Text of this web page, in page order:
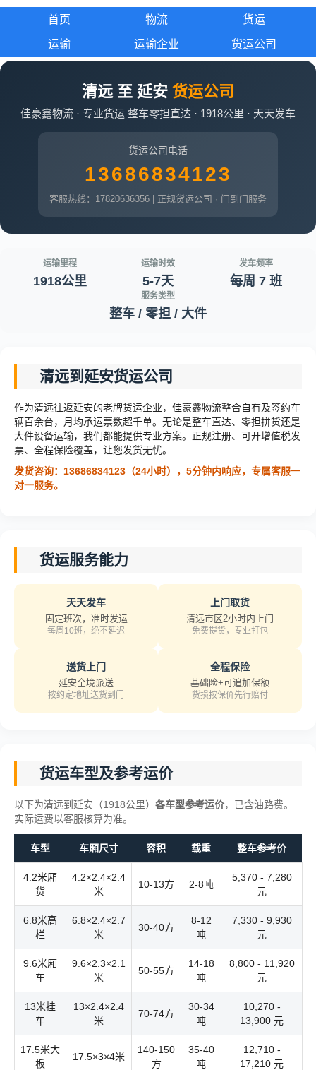
首页 物流 货运
运输 运输企业 货运公司
清远 至 延安 货运公司
佳豪鑫物流 · 专业货运 整车零担直达 · 1918公里 · 天天发车
货运公司电话
13686834123
客服热线：17820636356 | 正规货运公司 · 门到门服务
运输里程
1918公里
运输时效
5-7天
发车频率
每周 7 班
服务类型
整车 / 零担 / 大件
清远到延安货运公司
作为清远往返延安的老牌货运企业，佳豪鑫物流整合自有及签约车
辆百余台，月均承运票数超千单。无论是整车直达、零担拼货还是
大件设备运输，我们都能提供专业方案。正规注册、可开增值税发
票、全程保险覆盖，让您发货无忧。
发货咨询：13686834123（24小时），5分钟内响应，专属客服一
对一服务。
货运服务能力
天天发车
固定班次，准时发运
每周10班，绝不延迟
上门取货
清远市区2小时内上门
免费提货，专业打包
送货上门
延安全境派送
按约定地址送货到门
全程保险
基础险+可追加保额
货损按保价先行赔付
货运车型及参考运价
以下为清远到延安（1918公里） 各车型参考运价，已含油路费。
实际运费以客服核算为准。
车型 车厢尺寸 容积 载重 整车参考价
4.2米厢
货
4.2×2.4×2.4
米
10-13方 2-8吨
5,370 - 7,280
元
6.8米高
栏
6.8×2.4×2.7
米
30-40方
8-12
吨
7,330 - 9,930
元
9.6米厢
车
9.6×2.3×2.1
米
50-55方
14-18
吨
8,800 - 11,920
元
13米挂
车
13×2.4×2.4
米
70-74方
30-34
吨
10,270 -
13,900 元
17.5米大
板
17.5×3×4米
140-150
方
35-40
吨
12,710 -
17,210 元